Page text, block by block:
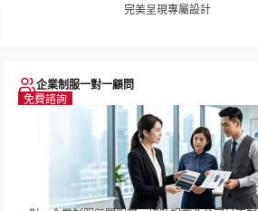
完美呈現專屬設計
企業制服一對一顧問
免費諮詢